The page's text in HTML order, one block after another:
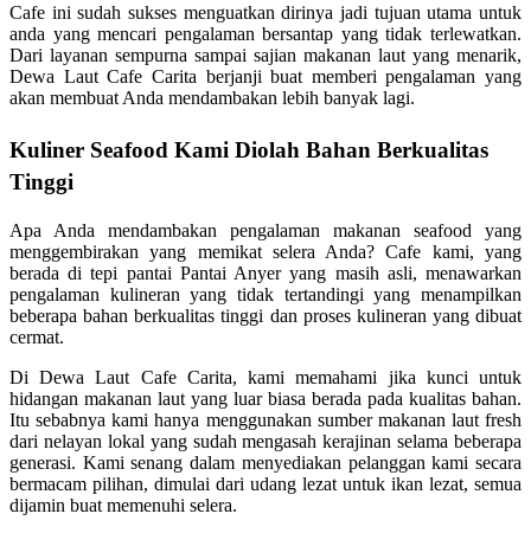
Cafe ini sudah sukses menguatkan dirinya jadi tujuan utama untuk
anda yang mencari pengalaman bersantap yang tidak terlewatkan.
Dari layanan sempurna sampai sajian makanan laut yang menarik,
Dewa Laut Cafe Carita berjanji buat memberi pengalaman yang
akan membuat Anda mendambakan lebih banyak lagi.
Kuliner Seafood Kami Diolah Bahan Berkualitas
Tinggi
Apa Anda mendambakan pengalaman makanan seafood yang
menggembirakan yang memikat selera Anda? Cafe kami, yang
berada di tepi pantai Pantai Anyer yang masih asli, menawarkan
pengalaman kulineran yang tidak tertandingi yang menampilkan
beberapa bahan berkualitas tinggi dan proses kulineran yang dibuat
cermat.
Di Dewa Laut Cafe Carita, kami memahami jika kunci untuk
hidangan makanan laut yang luar biasa berada pada kualitas bahan.
Itu sebabnya kami hanya menggunakan sumber makanan laut fresh
dari nelayan lokal yang sudah mengasah kerajinan selama beberapa
generasi. Kami senang dalam menyediakan pelanggan kami secara
bermacam pilihan, dimulai dari udang lezat untuk ikan lezat, semua
dijamin buat memenuhi selera.